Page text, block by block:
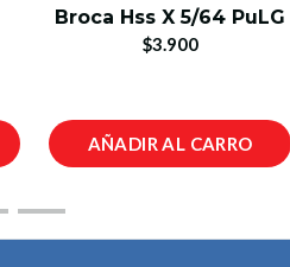
Broca Hss X 5/64 PuLG
$3.900
AÑADIR AL CARRO